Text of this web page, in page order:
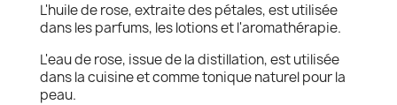
L'huile de rose, extraite des pétales, est utilisée
dans les parfums, les lotions et l'aromathérapie.
L'eau de rose, issue de la distillation, est utilisée
dans la cuisine et comme tonique naturel pour la
peau.